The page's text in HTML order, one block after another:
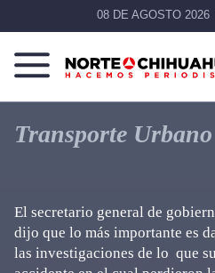
08 DE AGOSTO 2026
Norte
Chihuahua
Más
que
noticias,
Transporte Urbano
El secretario general de
dijo que lo más importante es
las investigaciones de lo que